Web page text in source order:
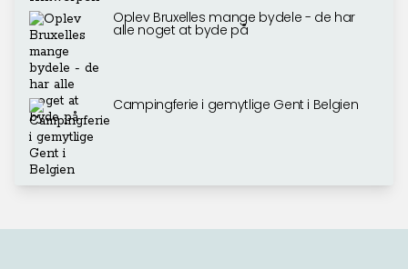
Oplev Bruxelles mange bydele - de har
alle noget at byde på
Campingferie i gemytlige Gent i Belgien